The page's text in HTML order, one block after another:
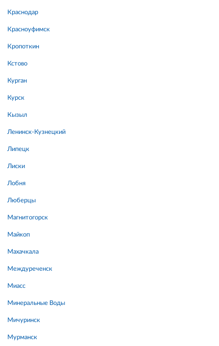
Краснодар
Красноуфимск
Кропоткин
Кстово
Курган
Курск
Кызыл
Ленинск-Кузнецкий
Липецк
Лиски
Лобня
Люберцы
Магнитогорск
Майкоп
Махачкала
Междуреченск
Миасс
Минеральные Воды
Мичуринск
Мурманск